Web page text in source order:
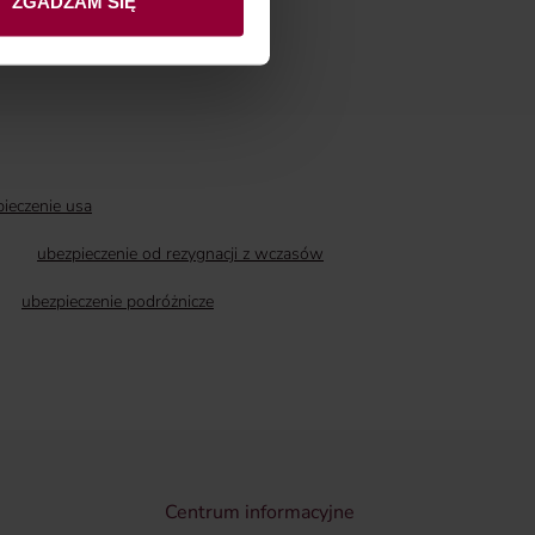
usa
ubezpieczenie od rezygnacji z wczasów
ubezpieczenie podróżnicze
Centrum informacyjne